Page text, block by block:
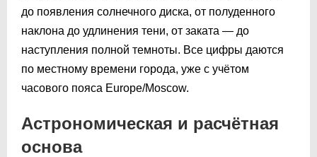
до появления солнечного диска, от полуденного
наклона до удлинения тени, от заката — до
наступления полной темноты. Все цифры даются
по местному времени города, уже с учётом
часового пояса Europe/Moscow.
Астрономическая и расчётная
основа